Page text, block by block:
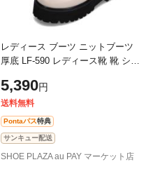
レディース ブーツ ニットブーツ
厚底 LF-590 レディース靴 靴 シュ
ボリー lafarfa
5,390円
送料無料
Pontaパス特典
サンキュー配送
SHOE PLAZA au PAY マーケット店